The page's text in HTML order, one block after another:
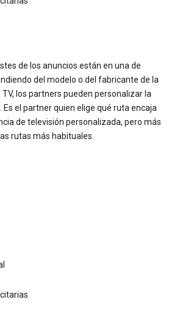
de los anuncios están en una de
del modelo o del fabricante de la
los partners pueden personalizar la
el partner quien elige qué ruta encaja
de televisión personalizada, pero más
rutas más habituales.